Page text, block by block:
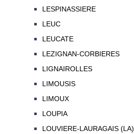
LESPINASSIERE
LEUC
LEUCATE
LEZIGNAN-CORBIERES
LIGNAIROLLES
LIMOUSIS
LIMOUX
LOUPIA
LOUVIERE-LAURAGAIS (LA)